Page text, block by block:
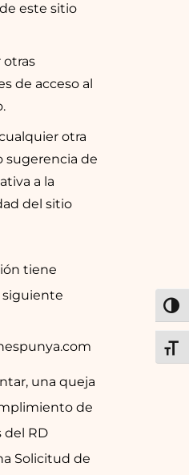
este sitio
otras
de acceso al
otra
sugerencia de
a la
del sitio
tiene
una queja
de
del RD
Solicitud de